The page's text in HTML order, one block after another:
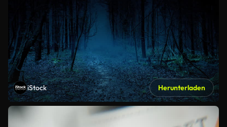
iStock Herunterladen